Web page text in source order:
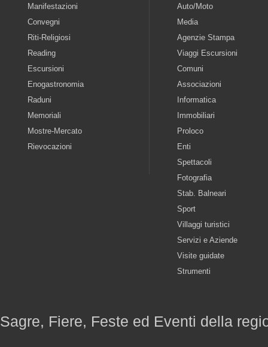
Manifestazioni
Convegni
Riti-Religiosi
Reading
Escursioni
Enogastronomia
Raduni
Memoriali
Mostre-Mercato
Rievocazioni
Auto/Moto
Media
Agenzie Stampa
Viaggi Escursioni
Comuni
Associazioni
Informatica
Immobiliari
Proloco
Enti
Spettacoli
Fotografia
Stab. Balneari
Sport
Villaggi turistici
Servizi e Aziende
Visite guidate
Strumenti
Sagre, Fiere, Feste ed Eventi della